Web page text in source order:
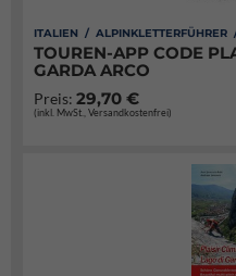
ITALIEN / ALPINKLETTERFÜHRER
TOUREN-APP CODE
GARDA ARCO
Preis: 29,70 €
(inkl. MwSt., Versandkostenfrei)